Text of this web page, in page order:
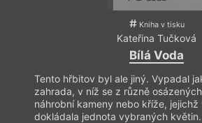
Kniha v tisku
Kateřina Tučková
Bílá Voda
Tento hřbitov byl ale jiný. Vypadal
zahrada, v níž se z různě
náhrobní kameny nebo kříže, jejichž
dokládala jednota vybraných květin.